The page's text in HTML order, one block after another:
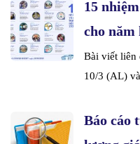
15
cho năm
Bài viết liên
10/3 (AL)
Báo cáo